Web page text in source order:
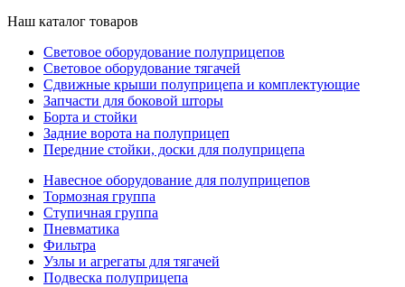
Наш каталог товаров
Световое оборудование полуприцепов
Световое оборудование тягачей
Сдвижные крыши полуприцепа и комплектующие
Запчасти для боковой шторы
Борта и стойки
Задние ворота на полуприцеп
Передние стойки, доски для полуприцепа
Навесное оборудование для полуприцепов
Тормозная группа
Ступичная группа
Пневматика
Фильтра
Узлы и агрегаты для тягачей
Подвеска полуприцепа